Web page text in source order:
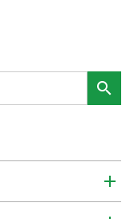
search